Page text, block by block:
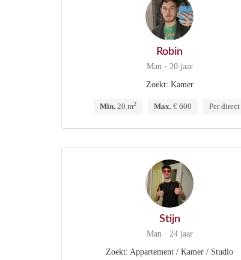
Robin
Man · 20 jaar
Zoekt: Kamer
Min.20 m2 Max.€ 600 Per direct
Stijn
Man · 24 jaar
Zoekt: Appartement / Kamer / Studio